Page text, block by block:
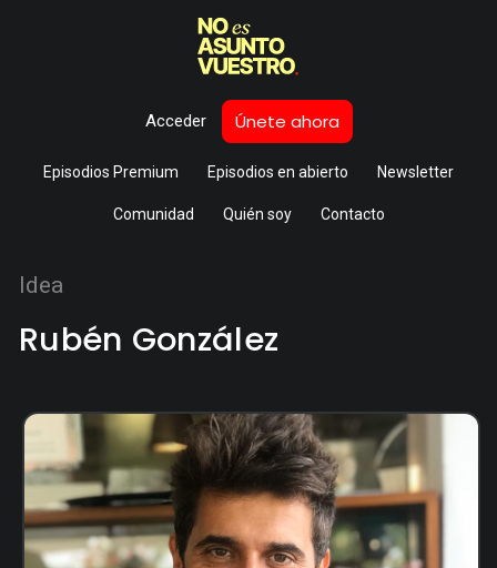
Acceder Únete ahora
Episodios Premium Episodios en abierto Newsletter
Comunidad Quién soy Contacto
Idea
Rubén González